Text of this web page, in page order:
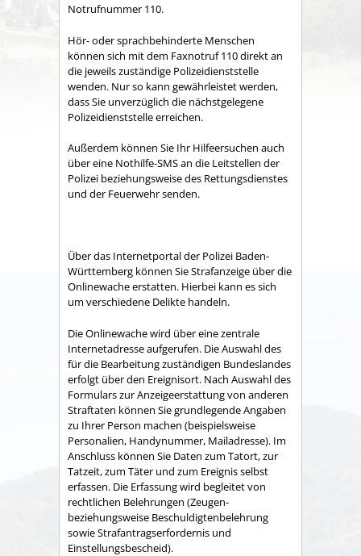
Notrufnummer 110.
Hör- oder sprachbehinderte Menschen
können sich mit dem Faxnotruf 110 direkt an
die jeweils zuständige Polizeidienststelle
wenden. Nur so kann gewährleistet werden,
dass Sie unverzüglich die nächstgelegene
Polizeidienststelle erreichen.
Außerdem können Sie Ihr Hilfeersuchen auch
über eine Nothilfe-SMS an die Leitstellen der
Polizei beziehungsweise des Rettungsdienstes
und der Feuerwehr senden.
Über das Internetportal der Polizei Baden-
Württemberg können Sie Strafanzeige über die
Onlinewache erstatten. Hierbei kann es sich
um verschiedene Delikte handeln.
Die Onlinewache wird über eine zentrale
Internetadresse aufgerufen. Die Auswahl des
für die Bearbeitung zuständigen Bundeslandes
erfolgt über den Ereignisort. Nach Auswahl des
Formulars zur Anzeigeerstattung von anderen
Straftaten können Sie grundlegende Angaben
zu Ihrer Person machen (beispielsweise
Personalien, Handynummer, Mailadresse). Im
Anschluss können Sie Daten zum Tatort, zur
Tatzeit, zum Täter und zum Ereignis selbst
erfassen. Die Erfassung wird begleitet von
rechtlichen Belehrungen (Zeugen-
beziehungsweise Beschuldigtenbelehrung
sowie Strafantragserfordernis und
Einstellungsbescheid).